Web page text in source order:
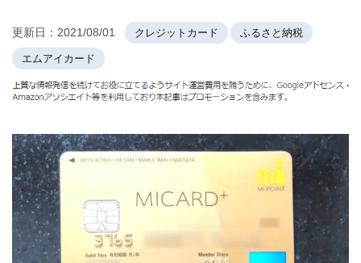
更新日： 2021/08/01 クレジットカード ふるさと納税
エムアイカード